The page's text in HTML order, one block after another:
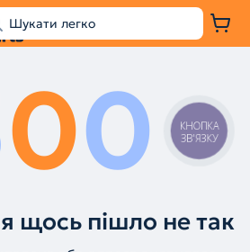
00
щось пішло не так
КНОПКА
ЗВ'ЯЗКУ